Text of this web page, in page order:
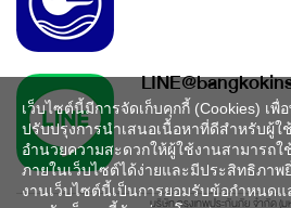
เว็บไซต์นี้มีการจัดเก็บคุกกี้ (Cookies) เพื่
ปรับปรุงการนำเสนอเนื้อหาที่ดีสำหรับผู้ใ
อำนวยความสะดวกให้ผู้ใช้งานสามารถใ
ภายในเว็บไซต์ได้ง่ายและมีประสิทธิภาพ
งานเว็บไซต์นี้เป็นการยอมรับข้อกำหนดแ
บริษัท กรุงเทพประกันภัย จำกัด (ม